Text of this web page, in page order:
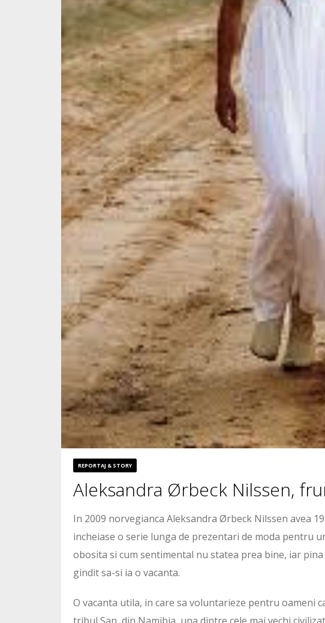
REPORTAJ & STORY
Aleksandra Ørbeck Nilssen,
In 2009 norvegianca Aleksandra Ørbeck Nilssen avea
incheiase o serie lunga de prezentari de moda pentru
obosita si cum sentimental nu statea prea bine, iar
gindit sa-si ia o vacanta.
O vacanta utila, in care sa voluntarieze pentru oameni